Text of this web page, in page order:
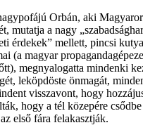
Orbán, aki
mutatja a nagy
érdekek” mellett, pincsi
(a magyar
megnyalogatta mindenki
leköpdöste önmagát,
visszavont, hogy
hogy a tél közepére
első fára felakasztják.